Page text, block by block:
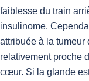
faiblesse du train
insulinome.
attribuée à la tumeur
relativement proche
cœur. Si la glande